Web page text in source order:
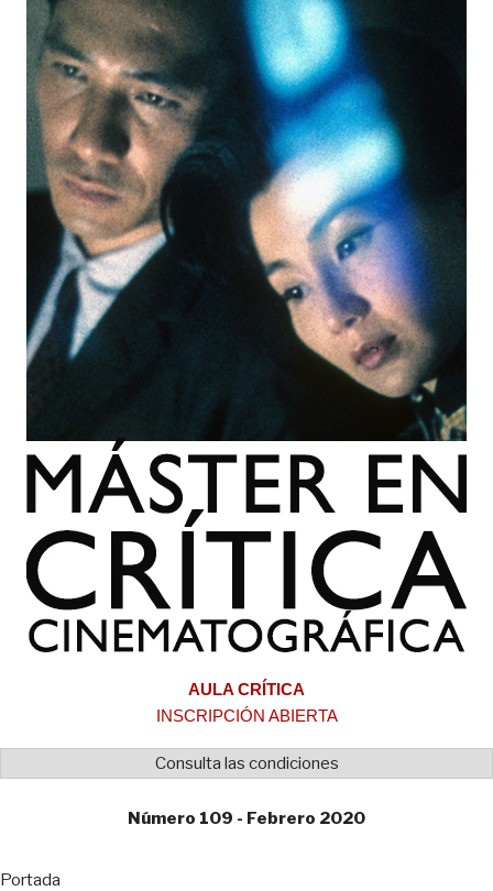
AULA CRÍTICA
INSCRIPCIÓN ABIERTA
Consulta las condiciones
Número 109 - Febrero 2020
Portada